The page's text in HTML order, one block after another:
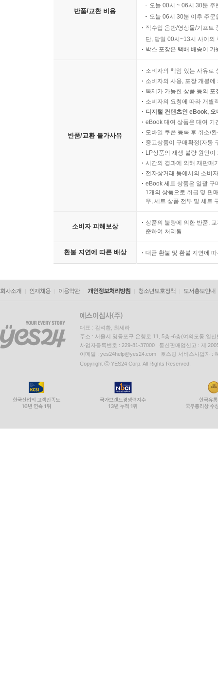
반품/교환 비용
오늘 00시 ~ 06시 30분
오늘 06시 30분 이후 주
직수입 음반/영상물/기프트
단, 당일 00시~13시 사이의
박스 포장은 택배 배송이
반품/교환 불가사유
소비자의 책임 있는 사유로
소비자의 사용, 포장 개봉
복제가 가능한 상품 등의
소비자의 요청에 따라 개별
디지털 컨텐츠인 eBook,
eBook 대여 상품은 대여 기
모바일 쿠폰 등록 후 취소/
중고상품이 구매확정(자동
LP상품의 재생 불량 원인
시간의 경과에 의해 재판매
전자상거래 등에서의 소비
eBook 세트 상품은 일괄 구
1개의 상품으로 취급 및 판
우, 세트 상품 전부 및 세트
소비자 피해보상
상품의 불량에 의한 반품,
준하여 처리됨
환불 지연에 따른 배상 대금 환불 및 환불 지연에
회사소개 인재채용 이용약관 개인정보처리방침 청소년보호정책 도서홍보안내
대표 : 김석환, 최세라
주소 : 서울시 영등포구 은행로 11, 5층~6층(여의도동,일신
사업자등록번호 : 229-81-37000 통신판매업신고 : 제
이메일 : yes24help@yes24.com 호스팅 서비스사업자 :
Copyright ⓒ YES24 Corp. All Rights Reserved.